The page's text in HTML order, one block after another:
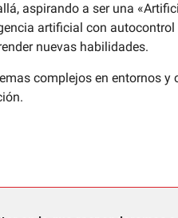
aspirando a ser una
artificial con
nuevas habilidades.
complejos en entornos y